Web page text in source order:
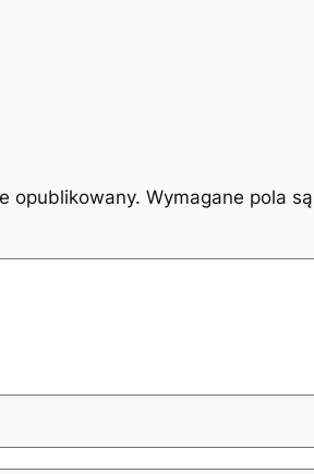
opublikowany. Wymagane pola